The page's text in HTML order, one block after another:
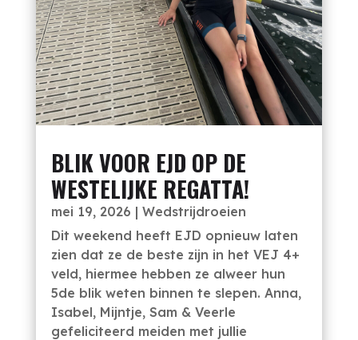
BLIK VOOR EJD OP DE
WESTELIJKE REGATTA!
mei 19, 2026 | Wedstrijdroeien
Dit weekend heeft EJD opnieuw laten
zien dat ze de beste zijn in het VEJ 4+
veld, hiermee hebben ze alweer hun
5de blik weten binnen te slepen. Anna,
Isabel, Mijntje, Sam & Veerle
gefeliciteerd meiden met jullie